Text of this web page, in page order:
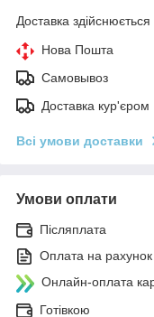
Доставка здійснюється
Нова Пошта
Самовывоз
Доставка кур'єром
Всі умови доставки
Умови оплати
Післяплата
Оплата на рахунок
Онлайн-оплата
Готівкою